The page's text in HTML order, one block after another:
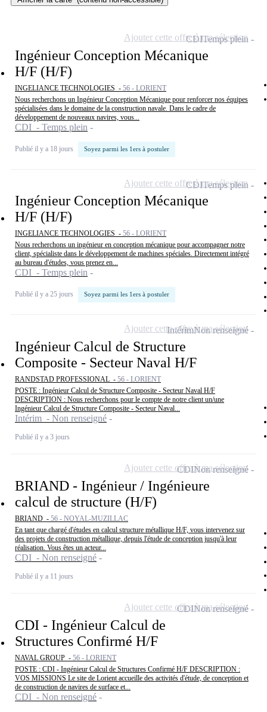
Ingénieur Conception Mécanique
H/F (H/F)
INGELIANCE TECHNOLOGIES - 56 - LORIENT
Nous recherchons un Ingénieur Conception Mécanique pour renforcer nos équipes
spécialisées dans le domaine de la construction navale. Dans le cadre de
développement de nouveaux navires, vous...
CDI - Temps plein
Publié il y a 18 jours Soyez parmi les 1ers à postuler
CDITemps plein
Ajouter cette offre à ma sélection
Ingénieur Conception Mécanique
H/F (H/F)
INGELIANCE TECHNOLOGIES - 56 - LORIENT
Nous recherchons un ingénieur en conception mécanique pour accompagner notre
client, spécialiste dans le développement de machines spéciales. Directement intégré
au bureau d'études, vous prenez en...
CDI - Temps plein
Publié il y a 25 jours Soyez parmi les 1ers à postuler
CDITemps plein
Ajouter cette offre à ma sélection
Ingénieur Calcul de Structure
Composite - Secteur Naval H/F
RANDSTAD PROFESSIONAL - 56 - LORIENT
POSTE : Ingénieur Calcul de Structure Composite - Secteur Naval H/F
DESCRIPTION : Nous recherchons pour le compte de notre client un/une
Ingénieur Calcul de Structure Composite - Secteur Naval...
Intérim - Non renseigné
Publié il y a 3 jours
IntérimNon renseigné
Ajouter cette offre à ma sélection
BRIAND - Ingénieur / Ingénieure
calcul de structure (H/F)
BRIAND - 56 - NOYAL-MUZILLAC
En tant que chargé d'études en calcul structure métallique H/F, vous intervenez sur
des projets de construction métallique, depuis l'étude de conception jusqu'à leur
réalisation. Vous êtes un acteur...
CDI - Non renseigné
Publié il y a 11 jours
CDINon renseigné
Ajouter cette offre à ma sélection
CDI - Ingénieur Calcul de
Structures Confirmé H/F
NAVAL GROUP - 56 - LORIENT
POSTE : CDI - Ingénieur Calcul de Structures Confirmé H/F DESCRIPTION :
VOS MISSIONS Le site de Lorient accueille des activités d'étude, de conception et
de construction de navires de surface et...
CDI - Non renseigné
CDINon renseigné
Ajouter cette offre à ma sélection